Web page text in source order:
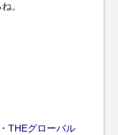
。
THEグローバル